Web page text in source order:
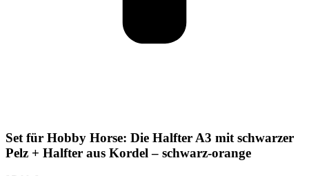
Set für Hobby Horse: Die Halfter A3 mit schwarzer
Pelz + Halfter aus Kordel – schwarz-orange